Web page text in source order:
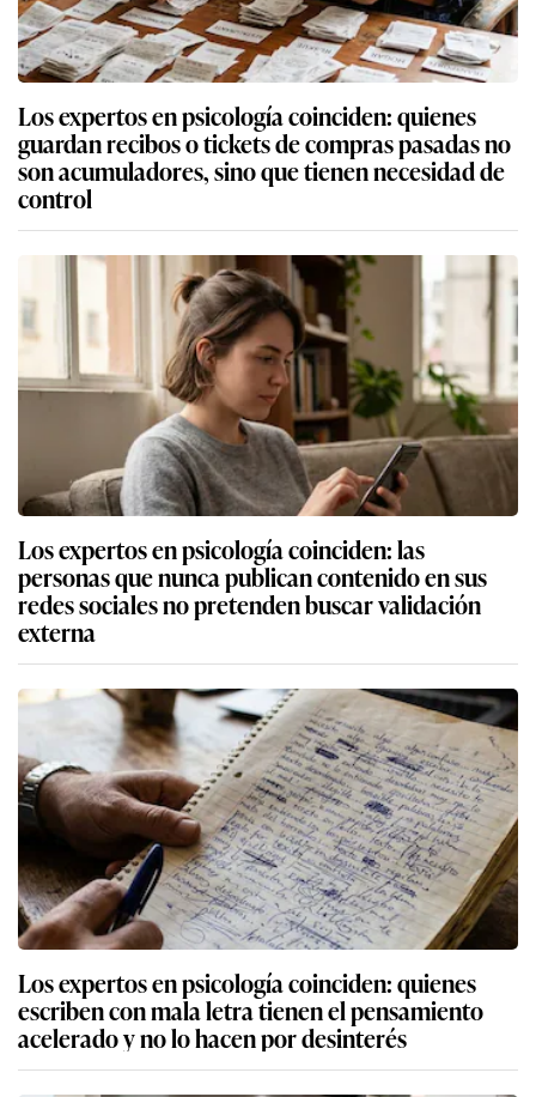
Los expertos en psicología coinciden: quienes
guardan recibos o tickets de compras pasadas no
son acumuladores, sino que tienen necesidad de
control
Los expertos en psicología coinciden: las
personas que nunca publican contenido en sus
redes sociales no pretenden buscar validación
externa
Los expertos en psicología coinciden: quienes
escriben con mala letra tienen el pensamiento
acelerado y no lo hacen por desinterés